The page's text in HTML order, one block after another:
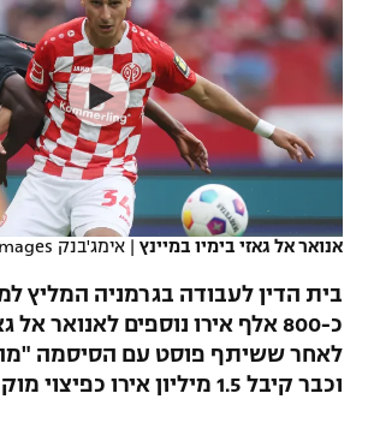
VOD
רץ ברשת
תוצאות
לוח שידורים
נבחרת ישראל
מכבי חיפה
בית"ר ירושלים
מכבי תל אביב
הפועל חיפה
הפועל באר שבע
ליגה ספרדית
ליגה איטלקית
ליגה צרפתית
ליגה הולנדית
ליגה טורקית
ליגה סינית
ליגה ברזילאית
כדורסל נשים
מכבי תל אביב
הפועל חולון
הפועל ירושלים
דני אבדיה
יורוליג
יורוקאפ
טניס
כדוריד
כדורעף
שחייה
ג'ודו
אגרוף
אנואר אל גאזי בימיו במיינץ | אימג'בנק GettyImages
בית הדין לעבודה בגרמניה המליץ
כ-800 אלף אירו נוספים לאנואר
לאחר ששיתף פוסט עם הסיסמה
וכבר קיבל 1.5 מיליון אירו כפיצוי מוקדם יותר